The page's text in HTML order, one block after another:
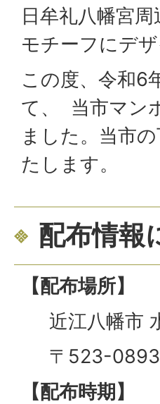
日牟礼八幡宮
モチーフにデ
この度、令和6
て、 当市マン
ました。当市
たします。
配布情報
【配布場所】
近江八幡市
〒523-0893
【配布時期】